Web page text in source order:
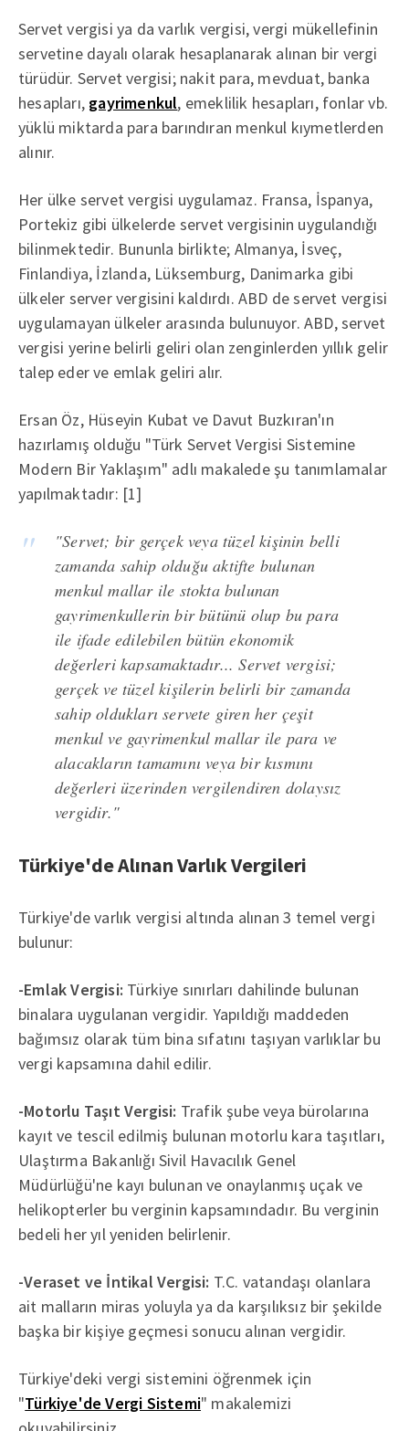
Servet vergisi ya da varlık vergisi, vergi mükellefinin
servetine dayalı olarak hesaplanarak alınan bir vergi
türüdür. Servet vergisi; nakit para, mevduat, banka
hesapları, gayrimenkul, emeklilik hesapları, fonlar vb.
yüklü miktarda para barındıran menkul kıymetlerden
alınır.
Her ülke servet vergisi uygulamaz. Fransa, İspanya,
Portekiz gibi ülkelerde servet vergisinin uygulandığı
bilinmektedir. Bununla birlikte; Almanya, İsveç,
Finlandiya, İzlanda, Lüksemburg, Danimarka gibi
ülkeler server vergisini kaldırdı. ABD de servet vergisi
uygulamayan ülkeler arasında bulunuyor. ABD, servet
vergisi yerine belirli geliri olan zenginlerden yıllık gelir
talep eder ve emlak geliri alır.
Ersan Öz, Hüseyin Kubat ve Davut Buzkıran'ın
hazırlamış olduğu "Türk Servet Vergisi Sistemine
Modern Bir Yaklaşım" adlı makalede şu tanımlamalar
yapılmaktadır: [1]
"Servet; bir gerçek veya tüzel kişinin belli
zamanda sahip olduğu aktifte bulunan
menkul mallar ile stokta bulunan
gayrimenkullerin bir bütünü olup bu para
ile ifade edilebilen bütün ekonomik
değerleri kapsamaktadır... Servet vergisi;
gerçek ve tüzel kişilerin belirli bir zamanda
sahip oldukları servete giren her çeşit
menkul ve gayrimenkul mallar ile para ve
alacakların tamamını veya bir kısmını
değerleri üzerinden vergilendiren dolaysız
vergidir."
Türkiye'de Alınan Varlık Vergileri
Türkiye'de varlık vergisi altında alınan 3 temel vergi
bulunur:
-Emlak Vergisi: Türkiye sınırları dahilinde bulunan
binalara uygulanan vergidir. Yapıldığı maddeden
bağımsız olarak tüm bina sıfatını taşıyan varlıklar bu
vergi kapsamına dahil edilir.
-Motorlu Taşıt Vergisi: Trafik şube veya bürolarına
kayıt ve tescil edilmiş bulunan motorlu kara taşıtları,
Ulaştırma Bakanlığı Sivil Havacılık Genel
Müdürlüğü'ne kayı bulunan ve onaylanmış uçak ve
helikopterler bu verginin kapsamındadır. Bu verginin
bedeli her yıl yeniden belirlenir.
-Veraset ve İntikal Vergisi: T.C. vatandaşı olanlara
ait malların miras yoluyla ya da karşılıksız bir şekilde
başka bir kişiye geçmesi sonucu alınan vergidir.
Türkiye'deki vergi sistemini öğrenmek için
"Türkiye'de Vergi Sistemi" makalemizi